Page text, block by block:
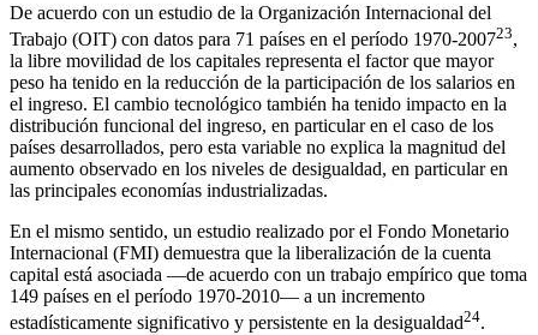
De acuerdo con un estudio de la Organización Internacional del
Trabajo (OIT) con datos para 71 países en el período 1970-200723,
la libre movilidad de los capitales representa el factor que mayor
peso ha tenido en la reducción de la participación de los salarios en
el ingreso. El cambio tecnológico también ha tenido impacto en la
distribución funcional del ingreso, en particular en el caso de los
países desarrollados, pero esta variable no explica la magnitud del
aumento observado en los niveles de desigualdad, en particular en
las principales economías industrializadas.
En el mismo sentido, un estudio realizado por el Fondo Monetario
Internacional (FMI) demuestra que la liberalización de la cuenta
capital está asociada —de acuerdo con un trabajo empírico que toma
149 países en el período 1970-2010— a un incremento
estadísticamente significativo y persistente en la desigualdad24.